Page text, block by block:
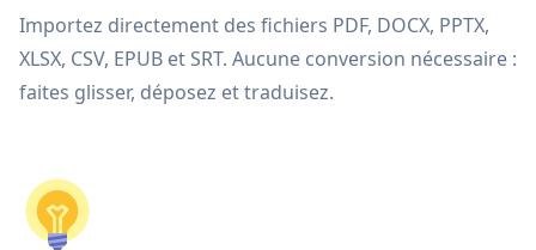
Importez directement des fichiers PDF, DOCX, PPTX,
XLSX, CSV, EPUB et SRT. Aucune conversion nécessaire :
faites glisser, déposez et traduisez.